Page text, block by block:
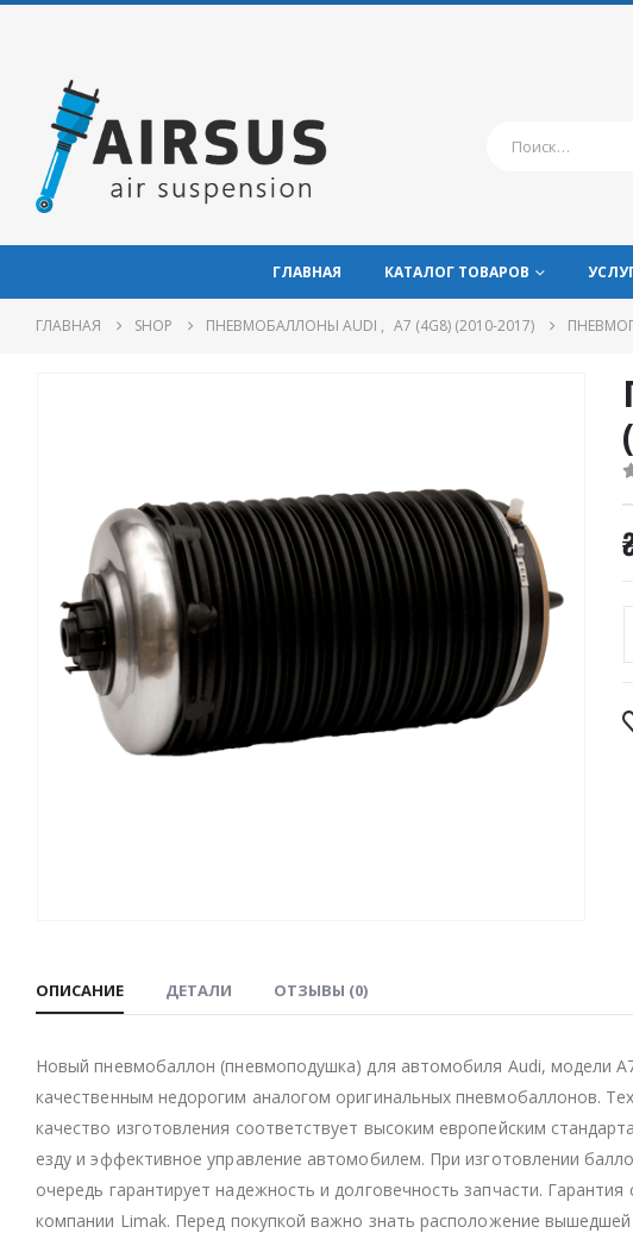
ГЛАВНАЯ КАТАЛОГ ТОВАРОВ
ГЛАВНАЯ SHOP ПНЕВМОБАЛЛОНЫ AUDI , A7 (4G8) (2010-2017)
ОПИСАНИЕ ДЕТАЛИ ОТЗЫВЫ (0)
Новый пневмобаллон (пневмоподушка) для автомобиля Audi, модели
качественным недорогим аналогом оригинальных пневмобаллонов.
качество изготовления соответствует высоким европейским
езду и эффективное управление автомобилем. При изготовлении
очередь гарантирует надежность и долговечность запчасти.
компании Limak. Перед покупкой важно знать расположение